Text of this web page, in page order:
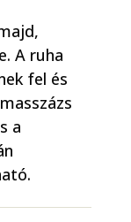
A ruha
fel és
a